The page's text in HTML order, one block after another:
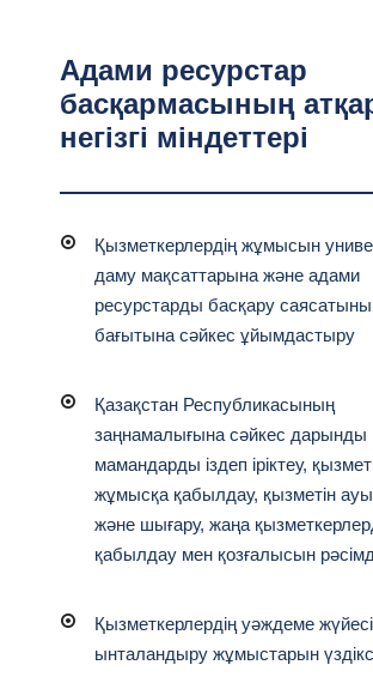
Адами ресурстар
басқармасының
негізгі міндеттері
Қызметкерлердің жұмысын
даму мақсаттарына және адами
ресурстарды басқару
бағытына сәйкес ұйымдастыру
Қазақстан Республикасының
заңнамалығына сәйкес дарынды
мамандарды іздеп іріктеу,
жұмысқа қабылдау, қызметін
және шығару, жаңа
қабылдау мен қозғалысын
Қызметкерлердің уәждеме
ынталандыру жұмыстарын